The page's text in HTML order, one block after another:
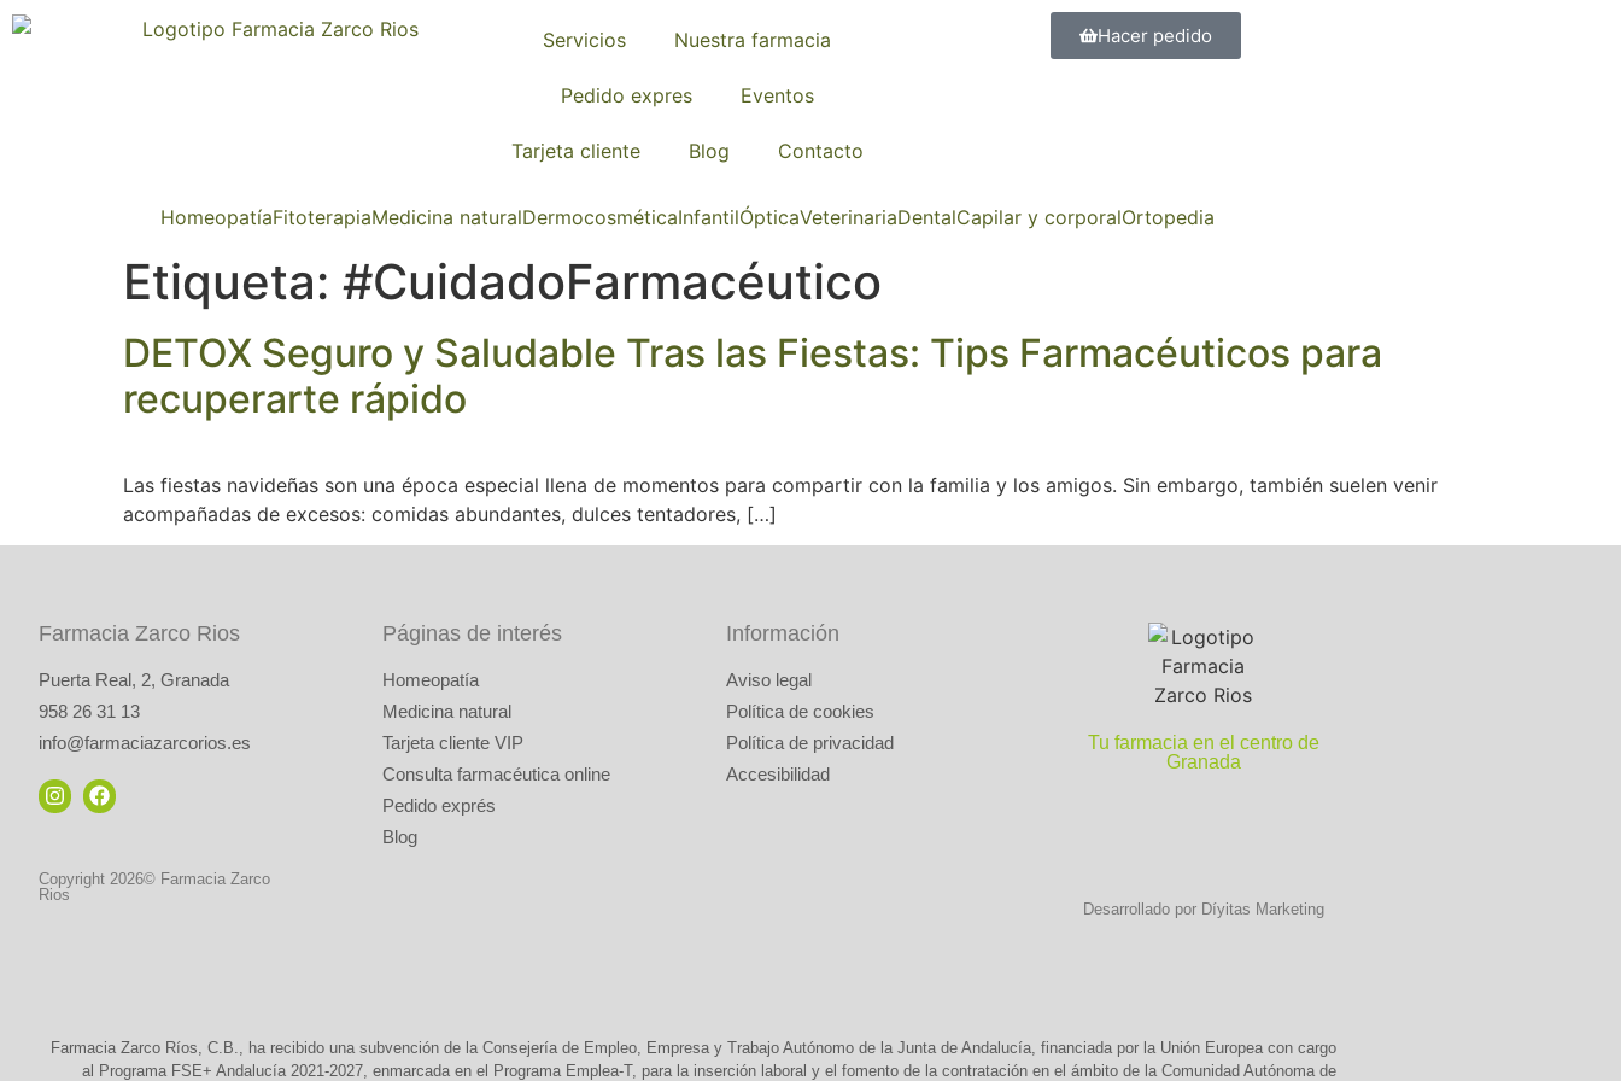
Servicios Nuestra farmacia
Pedido expres Eventos
Tarjeta cliente Blog Contacto
Hacer pedido
HomeopatíaFitoterapiaMedicina naturalDermocosméticaInfantilÓpticaVeterinariaDentalCapilar y corporalOrtopedia
Etiqueta: #CuidadoFarmacéutico
DETOX Seguro y Saludable Tras las Fiestas: Tips Farmacéuticos para
recuperarte rápido
Las fiestas navideñas son una época especial llena de momentos para compartir con la familia y los amigos. Sin embargo, también suelen venir
acompañadas de excesos: comidas abundantes, dulces tentadores, […]
Farmacia Zarco Rios
Puerta Real, 2, Granada
958 26 31 13
info@farmaciazarcorios.es
Copyright 2026© Farmacia Zarco
Rios
Páginas de interés
Homeopatía
Medicina natural
Tarjeta cliente VIP
Consulta farmacéutica online
Pedido exprés
Blog
Información
Aviso legal
Política de cookies
Política de privacidad
Accesibilidad
Tu farmacia en el centro de
Granada
Desarrollado por Díyitas Marketing
Farmacia Zarco Ríos, C.B., ha recibido una subvención de la Consejería de Empleo, Empresa y Trabajo Autónomo de la Junta de Andalucía, financiada por la Unión Europea con cargo
al Programa FSE+ Andalucía 2021-2027, enmarcada en el Programa Emplea-T, para la inserción laboral y el fomento de la contratación en el ámbito de la Comunidad Autónoma de